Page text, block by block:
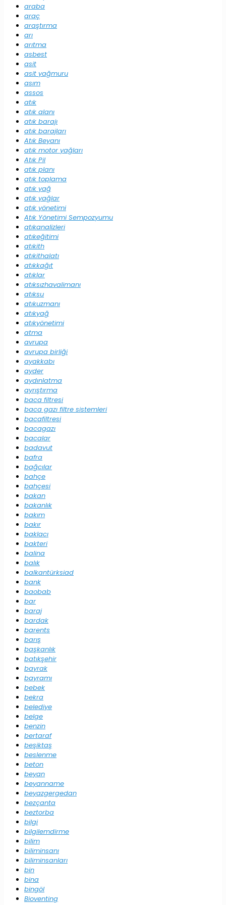
araba
araç
araştırma
arı
arıtma
asbest
asit
asit yağmuru
asım
assos
atık
atık alanı
atık barajı
atık barajları
Atık Beyanı
atık motor yağları
Atık Pil
atık planı
atık toplama
atık yağ
atık yağlar
atık yönetimi
Atık Yönetimi Sempozyumu
atıkanalizleri
atıkeğitimi
atıkith
atıkithalatı
atıkkağıt
atıklar
atıksızhavalimanı
atıksu
atıkuzmanı
atıkyağ
atıkyönetimi
atma
avrupa
avrupa birliği
ayakkabı
ayder
aydınlatma
ayrıştırma
baca filtresi
baca gazı filtre sistemleri
bacafiltresi
bacagazı
bacalar
badavut
bafra
bağcılar
bahçe
bahçesi
bakan
bakanlık
bakım
bakır
baklacı
bakteri
balina
balık
balkantürksiad
bank
baobab
bar
baraj
bardak
barents
barış
başkanlık
batıkşehir
bayrak
bayramı
bebek
bekra
belediye
belge
benzin
bertaraf
beşiktaş
beslenme
beton
beyan
beyanname
beyazgergedan
bezçanta
beztorba
bilgi
bilgilemdirme
bilim
biliminsanı
biliminsanları
bin
bina
bingöl
Bioventing